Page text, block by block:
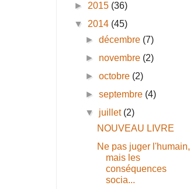
► 2015 (36)
▼ 2014 (45)
►décembre (7)
► novembre (2)
►octobre (2)
►septembre (4)
▼ juillet (2)
NOUVEAU LIVRE
Ne pas juger l'humain,
mais les
conséquences
socia...